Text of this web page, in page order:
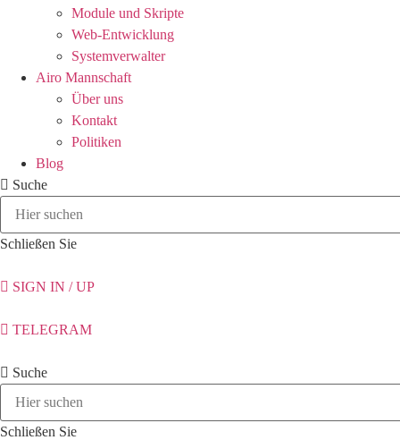
Module und Skripte
Web-Entwicklung
Systemverwalter
Airo Mannschaft
Über uns
Kontakt
Politiken
Blog
Suche
Schließen Sie
SIGN IN / UP
TELEGRAM
Suche
Schließen Sie